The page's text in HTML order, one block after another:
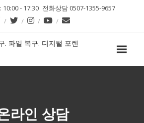
- 17:30 전화상담 0507-1355-9657
라인 상담